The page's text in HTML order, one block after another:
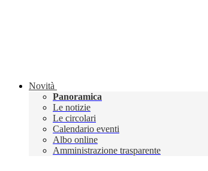
Novità
Panoramica
Le notizie
Le circolari
Calendario eventi
Albo online
Amministrazione trasparente